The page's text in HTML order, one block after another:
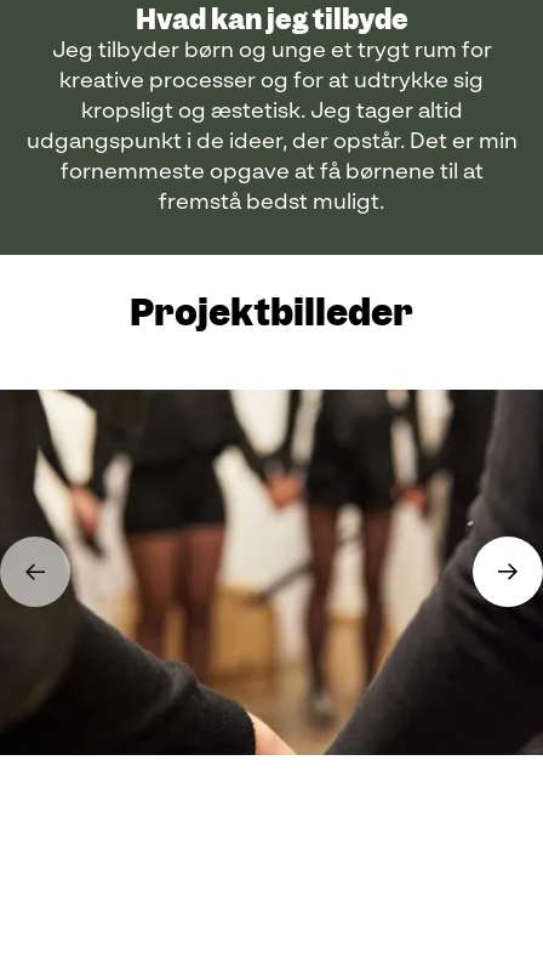
Hvad kan jeg tilbyde
Jeg tilbyder børn og unge et trygt rum for
kreative processer og for at udtrykke sig
kropsligt og æstetisk. Jeg tager altid
udgangspunkt i de ideer, der opstår. Det er min
fornemmeste opgave at få børnene til at
fremstå bedst muligt.
Projektbilleder